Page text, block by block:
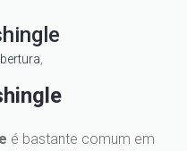
é bastante comum em